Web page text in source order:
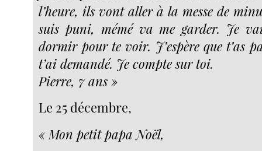
l’heure, ils vont aller à la messe de
suis puni, mémé va me garder. Je
dormir pour te voir. J’espère que t’as
t’ai demandé. Je compte sur toi.
Pierre, 7 ans »
Le 25 décembre,
« Mon petit papa Noël,